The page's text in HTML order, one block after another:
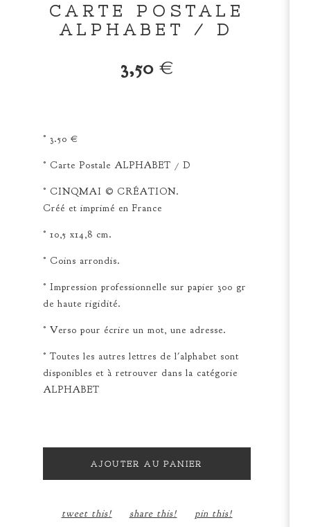
CARTE POSTALE
ALPHABET / D
3,50 €
° 3.50 €
° Carte Postale ALPHABET / D
° CINQMAI © CRÉATION.
Créé et imprimé en France
° 10,5 x14,8 cm.
° Coins arrondis.
° Impression professionnelle sur papier 300 gr
de haute rigidité.
° Verso pour écrire un mot, une adresse.
° Toutes les autres lettres de l'alphabet sont
disponibles et à retrouver dans la catégorie
ALPHABET
AJOUTER AU PANIER
tweet this! share this! pin this!